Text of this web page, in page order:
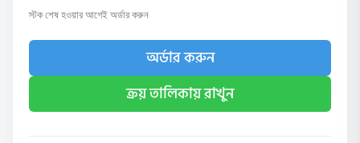
স্টক শেষ হওয়ার আগেই অর্ডার করুন
অর্ডার করুন
ক্রয় তালিকায় রাখুন